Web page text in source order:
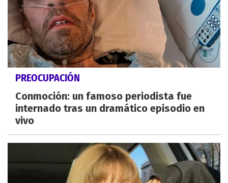
PREOCUPACIÓN
Conmoción: un famoso periodista fue
internado tras un dramático episodio en
vivo